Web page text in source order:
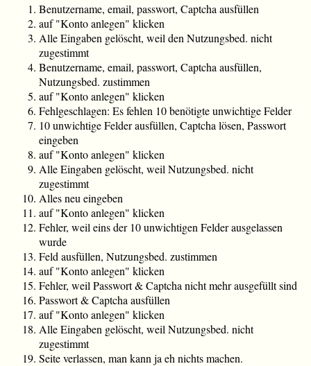
Benutzername, email, passwort, Captcha ausfüllen
auf "Konto anlegen" klicken
Alle Eingaben gelöscht, weil den Nutzungsbed. nicht
zugestimmt
Benutzername, email, passwort, Captcha ausfüllen,
Nutzungsbed. zustimmen
auf "Konto anlegen" klicken
Fehlgeschlagen: Es fehlen 10 benötigte unwichtige Felder
10 unwichtige Felder ausfüllen, Captcha lösen, Passwort
eingeben
auf "Konto anlegen" klicken
Alle Eingaben gelöscht, weil Nutzungsbed. nicht
zugestimmt
Alles neu eingeben
auf "Konto anlegen" klicken
Fehler, weil eins der 10 unwichtigen Felder ausgelassen
wurde
Feld ausfüllen, Nutzungsbed. zustimmen
auf "Konto anlegen" klicken
Fehler, weil Passwort & Captcha nicht mehr ausgefüllt sind
Passwort & Captcha ausfüllen
auf "Konto anlegen" klicken
Alle Eingaben gelöscht, weil Nutzungsbed. nicht
zugestimmt
Seite verlassen, man kann ja eh nichts machen.